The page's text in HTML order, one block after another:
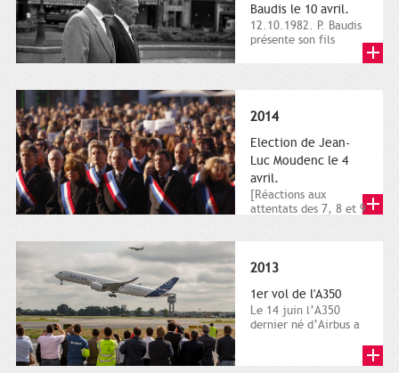
Baudis le 10 avril.
12.10.1982. P. Baudis
présente son fils
2014
Election de Jean-
Luc Moudenc le 4
avril.
[Réactions aux
attentats des 7, 8 et 9
2013
1er vol de l'A350
Le 14 juin l’A350
dernier né d’Airbus a